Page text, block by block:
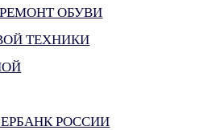
ОБУВИ
ТЕХНИКИ
РОССИИ